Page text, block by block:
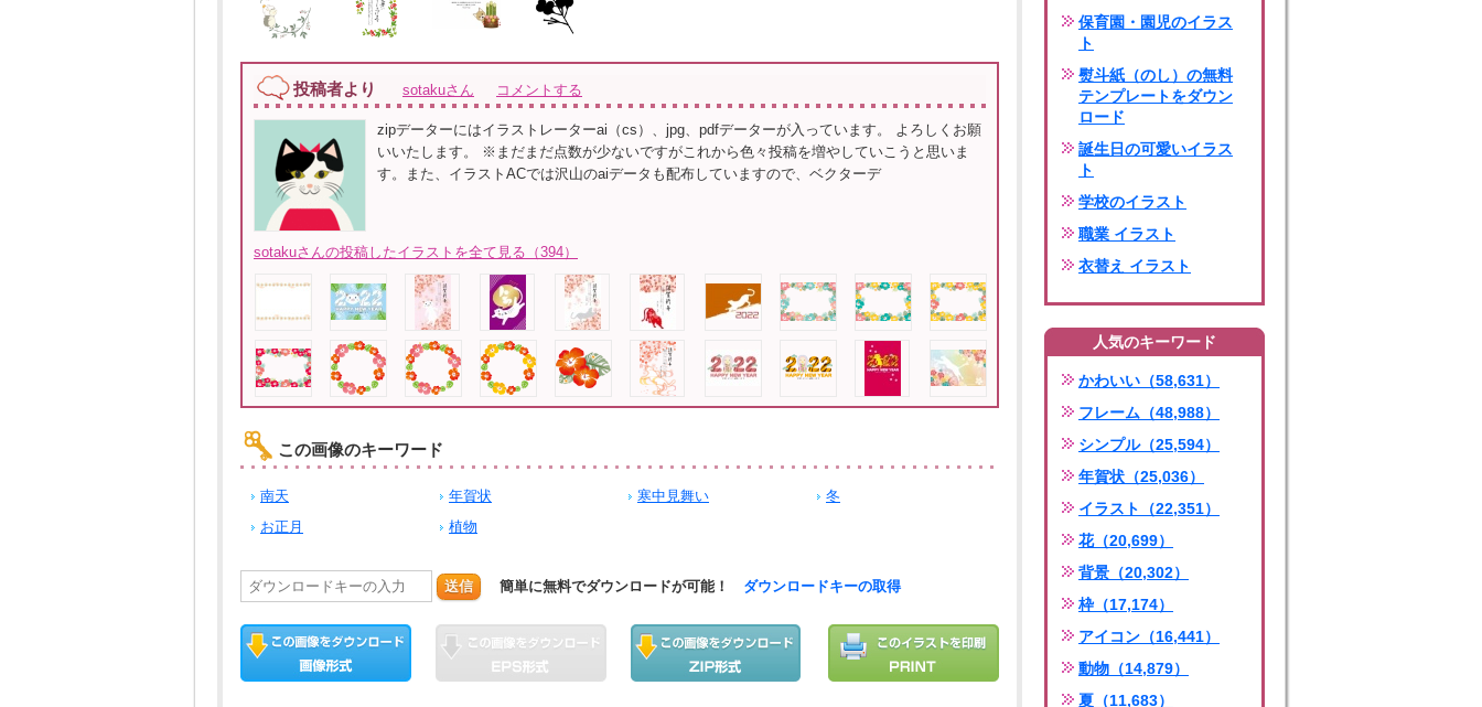
投稿者より sotakuさん コメントする
zipデーターにはイラストレーターai（cs）、jpg、pdfデーターが入っています。 よろしくお願
いいたします。 ※まだまだ点数が少ないですがこれから色々投稿を増やしていこうと思いま
す。また、イラストACでは沢山のaiデータも配布していますので、ベクターデ
sotakuさんの投稿したイラストを全て見る（394）
この画像のキーワード
南天 年賀状 寒中見舞い
冬
お正月
植物
送信 簡単に無料でダウンロードが可能！ ダウンロードキーの取得
保育園・園児のイラス
ト
熨斗紙（のし）の無料
テンプレートをダウン
ロード
誕生日の可愛いイラス
ト
学校のイラスト
職業 イラスト
衣替え イラスト
人気のキーワード
かわいい（58,631）
フレーム（48,988）
シンプル（25,594）
年賀状（25,036）
イラスト（22,351）
花（20,699）
背景（20,302）
枠（17,174）
アイコン（16,441）
動物（14,879）
夏（11,683）